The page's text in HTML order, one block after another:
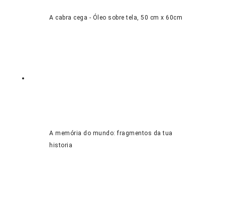
A cabra cega - Óleo sobre tela, 50 cm x 60cm
A memória do mundo: fragmentos da tua
historia